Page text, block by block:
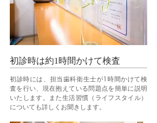
初診時は約1時間かけて検査
初診時には、担当歯科衛生士が1時間かけて検
査を行い、現在抱えている問題点を簡単に説明
いたします。また生活習慣（ライフスタイル）
についても詳しくお聞きします。